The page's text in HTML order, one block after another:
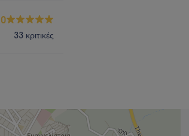
33 κριτικές